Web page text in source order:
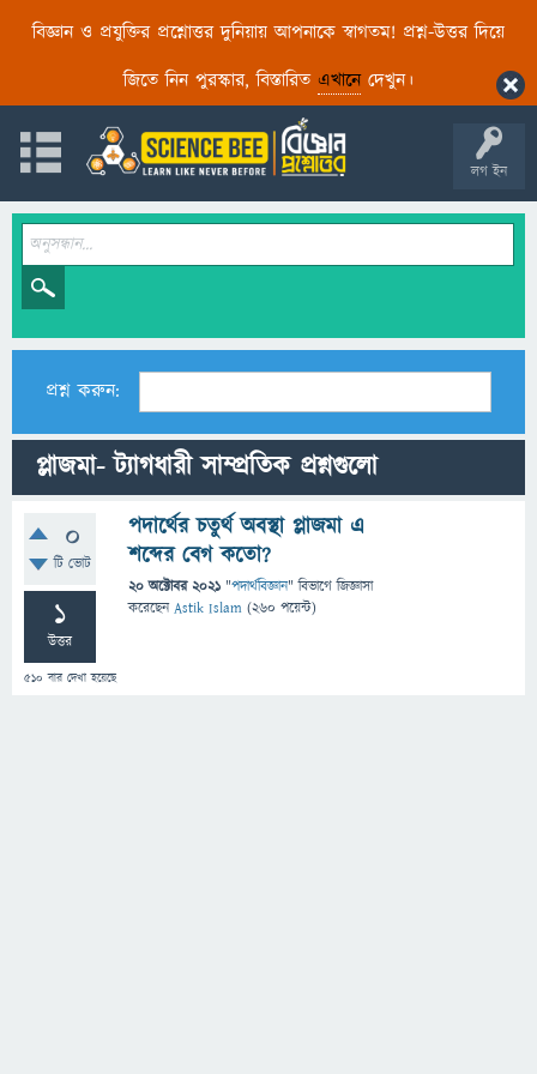
বিজ্ঞান ও প্রযুক্তির প্রশ্নোত্তর দুনিয়ায় আপনাকে স্বাগতম! প্রশ্ন-উত্তর দিয়ে
জিতে নিন পুরস্কার, বিস্তারিত এখানেদেখুন।
লগ ইন
প্রশ্ন করুন:
প্লাজমা- ট্যাগধারী সাম্প্রতিক প্রশ্নগুলো
0
টি ভোট
1
উত্তর
510 বার দেখা হয়েছে
পদার্থের চতুর্থ অবস্থা প্লাজমা এ
শব্দের বেগ কতো?
20 অক্টোবর 2021 "পদার্থবিজ্ঞান" বিভাগে জিজ্ঞাসা
করেছেনAstik Islam (260 পয়েন্ট)